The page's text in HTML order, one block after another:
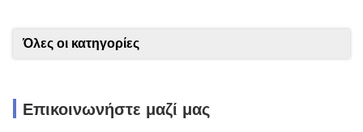
Όλες οι κατηγορίες
Επικοινωνήστε μαζί μας